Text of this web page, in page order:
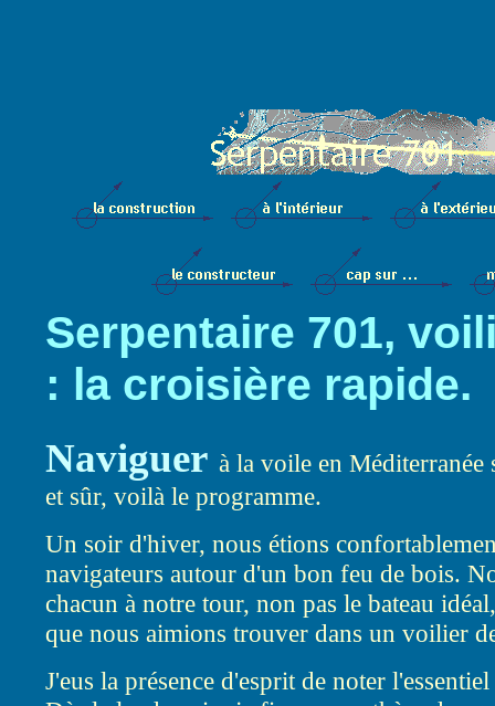
Serpentaire 701,
: la croisière rapide.
Naviguer à la voile en
et sûr, voilà le programme.
Un soir d'hiver, nous étions
navigateurs autour d'un bon feu de bois.
chacun à notre tour, non pas le bateau
que nous aimions trouver dans un voilier
J'eus la présence d'esprit de noter